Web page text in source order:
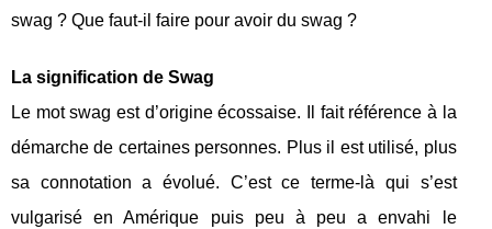
swag ? Que faut-il faire pour avoir du swag ?
La signification de Swag
Le mot swag est d’origine écossaise. Il fait référence à la
démarche de certaines personnes. Plus il est utilisé, plus
sa connotation a évolué. C’est ce terme-là qui s’est
vulgarisé en Amérique puis peu à peu a envahi le